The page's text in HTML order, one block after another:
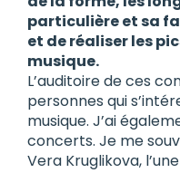
particulière et sa
et de réaliser les
musique.
L’auditoire de ces
personnes qui
musique. J’ai
concerts. Je me
Vera Kruglikova,